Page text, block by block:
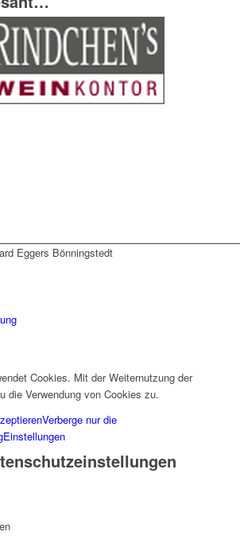
Eggers Bönningstedt
Cookies. Mit der Weiternutzung der
die Verwendung von Cookies zu.
Verberge nur die
Einstellungen